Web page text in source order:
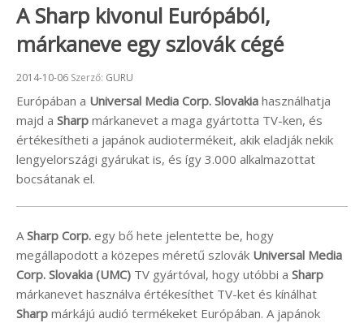
A Sharp kivonul Európából,
márkaneve egy szlovák cégé
Beküldve:
2014-10-06 Szerző: GURU
Európában a Universal Media Corp. Slovakia használhatja
majd a Sharp márkanevet a maga gyártotta TV-ken, és
értékesítheti a japánok audiotermékeit, akik eladják nekik
lengyelországi gyárukat is, és így 3.000 alkalmazottat
bocsátanak el.
A Sharp Corp. egy bő hete jelentette be, hogy
megállapodott a közepes méretű szlovák Universal Media
Corp. Slovakia (UMC) TV gyártóval, hogy utóbbi a Sharp
márkanevet használva értékesíthet TV-ket és kínálhat
Sharp márkájú audió termékeket Európában. A japánok